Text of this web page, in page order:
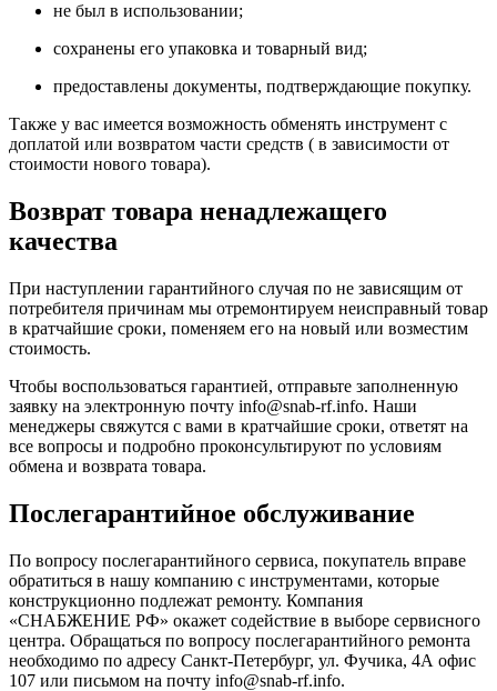
не был в использовании;
сохранены его упаковка и товарный вид;
предоставлены документы, подтверждающие покупку.
Также у вас имеется возможность обменять инструмент с
доплатой или возвратом части средств ( в зависимости от
стоимости нового товара).
Возврат товара ненадлежащего
качества
При наступлении гарантийного случая по не зависящим от
потребителя причинам мы отремонтируем неисправный товар
в кратчайшие сроки, поменяем его на новый или возместим
стоимость.
Чтобы воспользоваться гарантией, отправьте заполненную
заявку на электронную почту info@snab-rf.info. Наши
менеджеры свяжутся с вами в кратчайшие сроки, ответят на
все вопросы и подробно проконсультируют по условиям
обмена и возврата товара.
Послегарантийное обслуживание
По вопросу послегарантийного сервиса, покупатель вправе
обратиться в нашу компанию с инструментами, которые
конструкционно подлежат ремонту. Компания
«СНАБЖЕНИЕ РФ» окажет содействие в выборе сервисного
центра. Обращаться по вопросу послегарантийного ремонта
необходимо по адресу Санкт-Петербург, ул. Фучика, 4А офис
107 или письмом на почту info@snab-rf.info.